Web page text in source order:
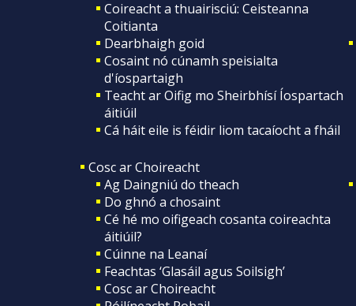
Coireacht a thuairisciú: Ceisteanna
Coitianta
Dearbhaigh goid
Cosaint nó cúnamh speisialta
d'íospartaigh
Teacht ar Oifig mo Sheirbhísí Íospartach
áitiúil
Cá háit eile is féidir liom tacaíocht a fháil
Cosc ar Choireacht
Ag Daingniú do theach
Do ghnó a chosaint
Cé hé mo oifigeach cosanta coireachta
áitiúil?
Cúinne na Leanaí
Feachtas ‘Glasáil agus Soilsigh’
Cosc ar Choireacht